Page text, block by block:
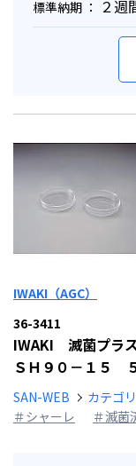
標準納期 ： ２週
IWAKI（AGC）
36-3411
IWAKI 滅菌プラ
ＳＨ９０－１５
SAN-WEB カテゴ
＃シャーレ
＃滅菌